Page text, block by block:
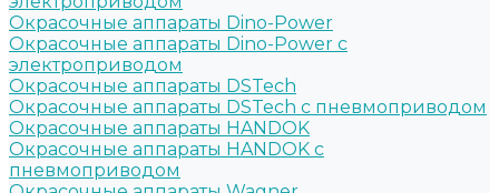
Окрасочные аппараты Dino-Power
Окрасочные аппараты Dino-Power с
электроприводом
Окрасочные аппараты DSTech
Окрасочные аппараты DSTech c пневмоприводом
Окрасочные аппараты HANDOK
Окрасочные аппараты HANDOK c
пневмоприводом